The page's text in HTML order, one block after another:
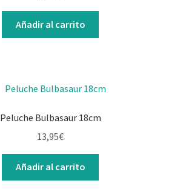
Añadir al carrito
Peluche Bulbasaur 18cm
13,95€
Añadir al carrito